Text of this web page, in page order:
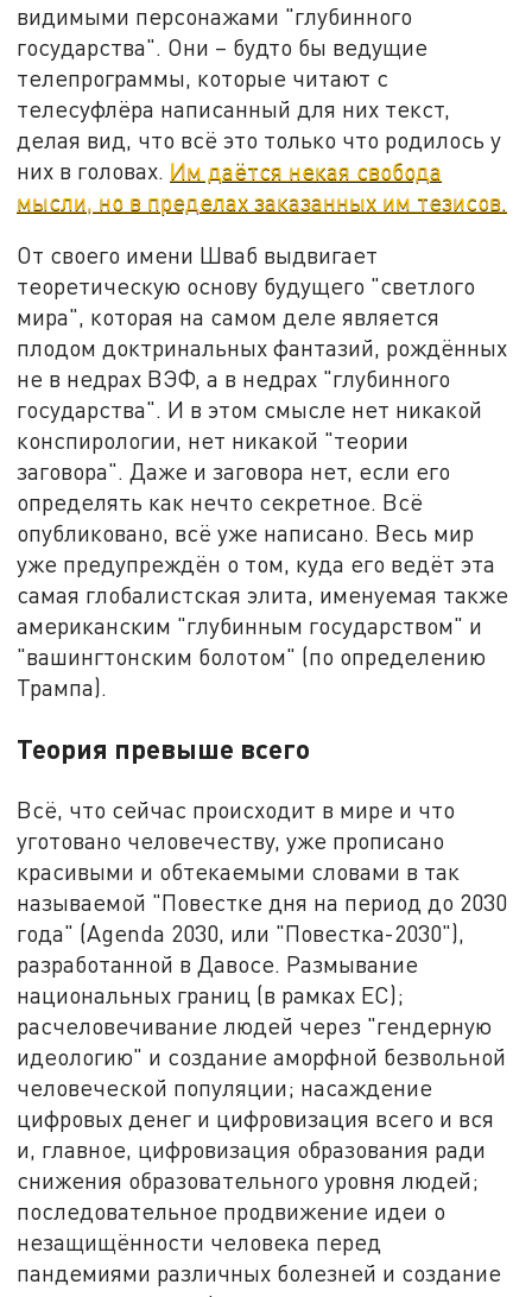
видимыми персонажами "глубинного
государства". Они – будто бы ведущие
телепрограммы, которые читают с
телесуфлёра написанный для них текст,
делая вид, что всё это только что родилось у
них в головах. Им даётся некая свобода
мысли, но в пределах заказанных им тезисов.
От своего имени Шваб выдвигает
теоретическую основу будущего "светлого
мира", которая на самом деле является
плодом доктринальных фантазий, рождённых
не в недрах ВЭФ, а в недрах "глубинного
государства". И в этом смысле нет никакой
конспирологии, нет никакой "теории
заговора". Даже и заговора нет, если его
определять как нечто секретное. Всё
опубликовано, всё уже написано. Весь мир
уже предупреждён о том, куда его ведёт эта
самая глобалистская элита, именуемая также
американским "глубинным государством" и
"вашингтонским болотом" (по определению
Трампа).
Теория превыше всего
Всё, что сейчас происходит в мире и что
уготовано человечеству, уже прописано
красивыми и обтекаемыми словами в так
называемой "Повестке дня на период до 2030
года" (Agenda 2030, или "Повестка-2030"),
разработанной в Давосе. Размывание
национальных границ (в рамках ЕС);
расчеловечивание людей через "гендерную
идеологию" и создание аморфной безвольной
человеческой популяции; насаждение
цифровых денег и цифровизация всего и вся
и, главное, цифровизация образования ради
снижения образовательного уровня людей;
последовательное продвижение идеи о
незащищённости человека перед
пандемиями различных болезней и создание